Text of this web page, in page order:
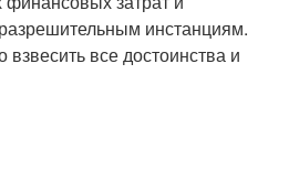
инстанциям.
все достоинства и